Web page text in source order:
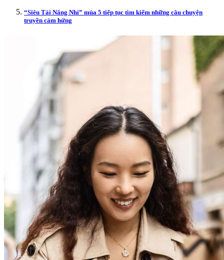
“Siêu Tài Năng Nhí” mùa 5 tiếp tục tìm kiếm những câu chuyện
truyền cảm hứng